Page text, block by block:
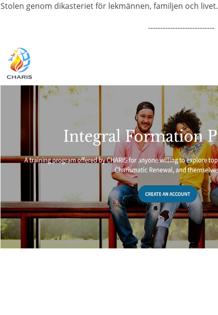
Stolen genom dikasteriet för lekmännen, familjen och livet.
---------------------------